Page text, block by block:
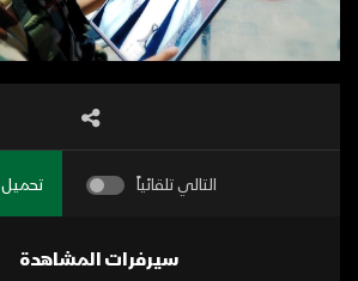
التالي تلقائياً تحميل
سيرفرات المشاهدة